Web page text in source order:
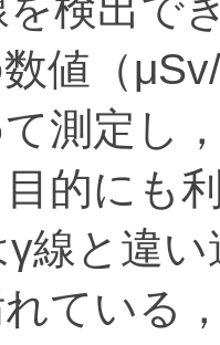
検出で
値（
測定し
的にも
線と違
ている